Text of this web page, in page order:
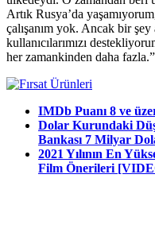
Artık Rusya’da
çalışanım yok. Ancak bir
kullanıcılarımızı
her zamankinden daha fazla.”
IMDb Puanı 8 ve
Dolar Kurundaki
Bankası 7 Milyar
2021 Yılının En
Film Önerileri